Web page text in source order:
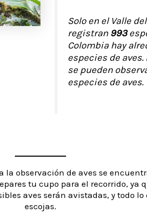
Solo en el Valle
registran 993
Colombia hay
especies de
se pueden
especies de aves.
la observación de aves se
tu cupo para el recorrido, ya
aves serán avistadas, y todo
escojas.